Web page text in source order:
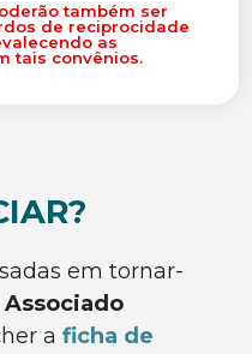
também ser
de reciprocidade
as
tais convênios.
em tornar-
Associado
a ficha de